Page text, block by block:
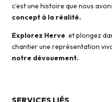
c’est une histoire que nous
concept à la réalité.
Explorez Herve et plongez
chantier une représentation
notre dévouement.